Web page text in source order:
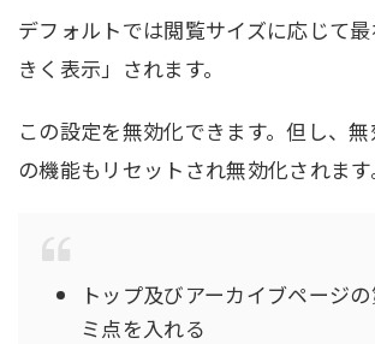
デフォルトでは閲覧サイズに応じて
きく表示」されます。
この設定を無効化できます。但し、
の機能もリセットされ無効化されます
トップ及びアーカイブページ
ミ点を入れる